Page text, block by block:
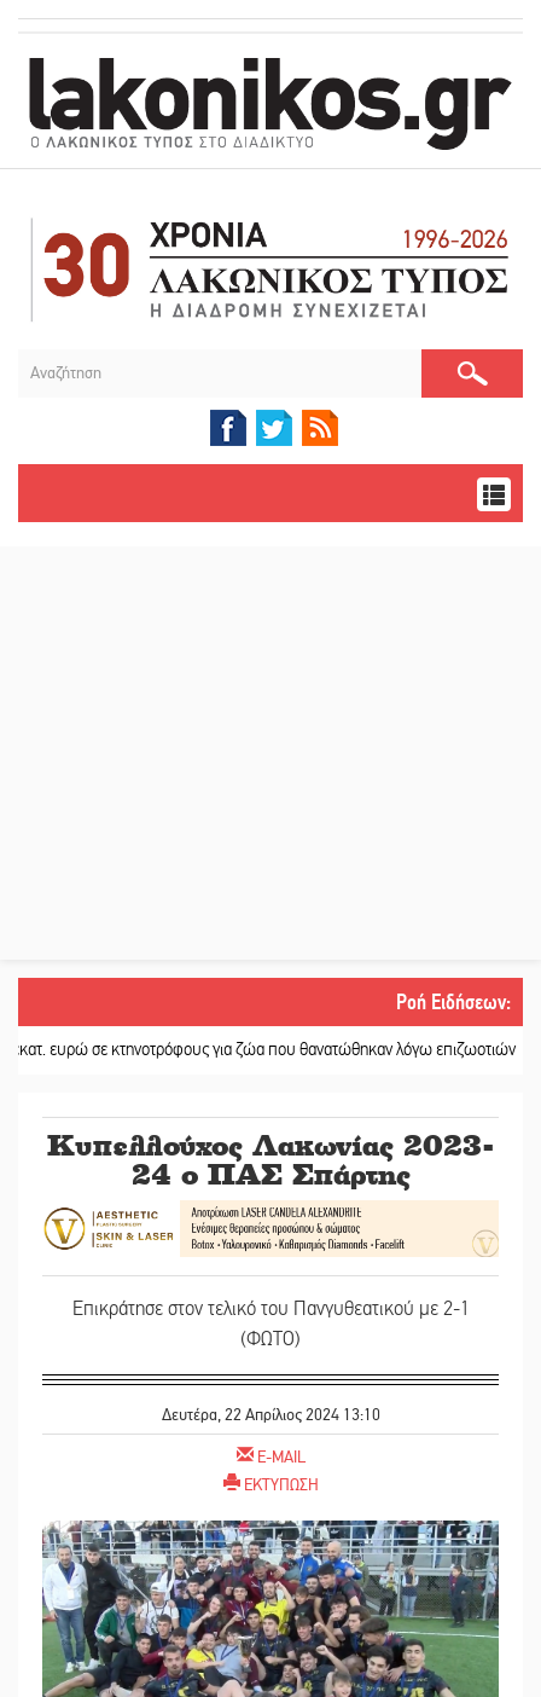
Ροή Ειδήσεων:
σε κτηνοτρόφους για ζώα που θανατώθηκαν λόγω επιζωοτιών || Η
Κυπελλούχος Λακωνίας 2023-
24 ο ΠΑΣ Σπάρτης
Επικράτησε στον τελικό του Πανγυθεατικού με 2-1
(ΦΩΤΟ)
Δευτέρα, 22 Απρίλιος 2024 13:10
E-MAIL
ΕΚΤΥΠΩΣΗ